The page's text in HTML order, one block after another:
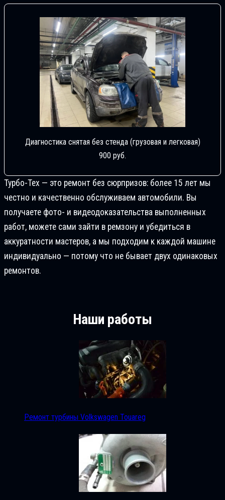
Диагностика снятая без стенда (грузовая и легковая)
900 руб.
Турбо-Тех — это ремонт без сюрпризов: более 15 лет мы
честно и качественно обслуживаем автомобили. Вы
получаете фото- и видеодоказательства выполненных
работ, можете сами зайти в ремзону и убедиться в
аккуратности мастеров, а мы подходим к каждой машине
индивидуально — потому что не бывает двух одинаковых
ремонтов.
Наши работы
Ремонт турбины Volkswagen Touareg